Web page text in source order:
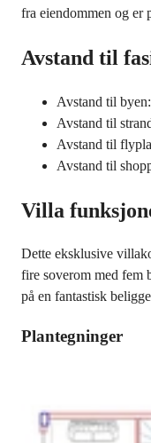
fra eiendommen og er
Avstand til
Avstand til
Avstand til
Avstand til
Avstand til
Villa
Dette eksklusive
fire soverom med fem
på en fantastisk
Plantegninger